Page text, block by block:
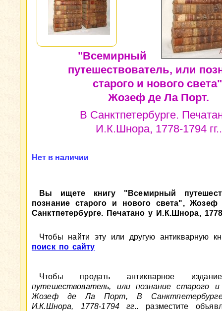
"Всемирный
путешествователь, или
старого и нового
Жозеф де Ла Порт.
В Санктпетербурге.
И.К.Шнора, 1778-1794 гг..
Нет в наличии
Вы ищете книгу "Всемирный
познание старого и нового света",
Санктпетербурге. Печатано у И.К.Шнора,
Чтобы найти эту или другую антикварную
поиск по сайту
Чтобы продать антикварное
путешествователь, или познание старого
Жозеф де Ла Порт, В
И.К.Шнора, 1778-1794 гг.. разместите